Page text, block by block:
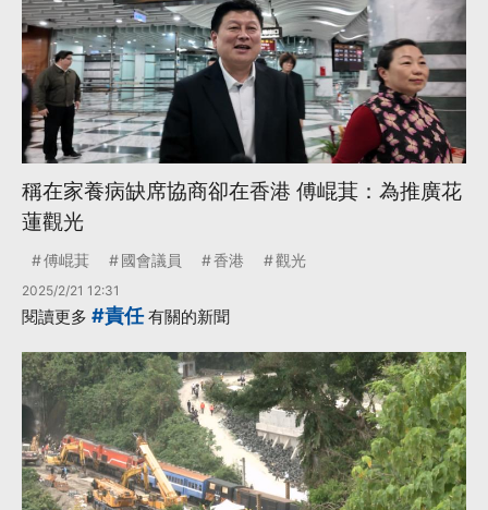
稱在家養病缺席協商卻在香港 傅崐萁：為推廣花
蓮觀光
傅崐萁 國會議員 香港 觀光
2025/2/21 12:31
閱讀更多 #責任有關的新聞